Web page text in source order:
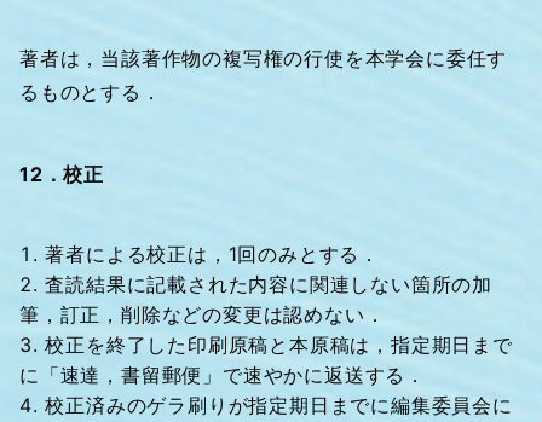
著者は，当該著作物の複写権の行使を本学会に委任す
るものとする．
12．校正
著者による校正は，1回のみとする．
査読結果に記載された内容に関連しない箇所の加
筆，訂正，削除などの変更は認めない．
校正を終了した印刷原稿と本原稿は，指定期日まで
に「速達，書留郵便」で速やかに返送する．
校正済みのゲラ刷りが指定期日までに編集委員会に